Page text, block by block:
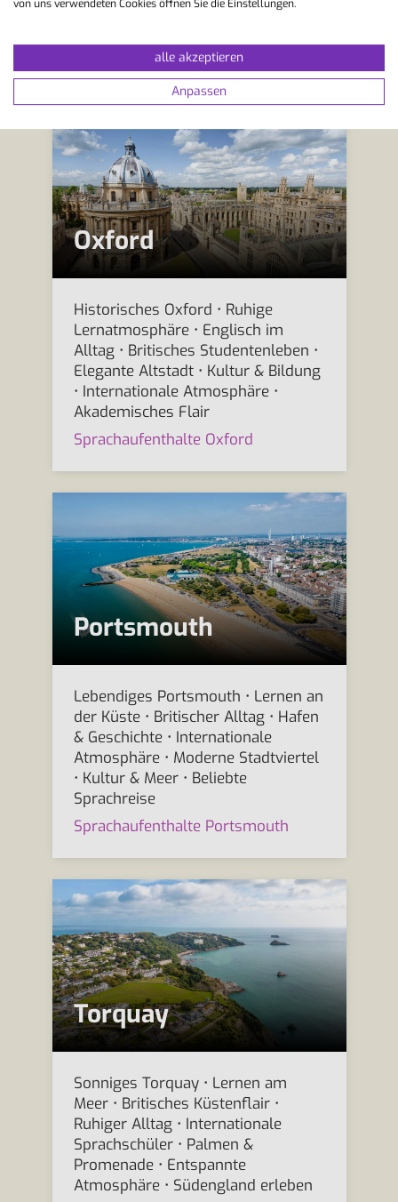
Dynamische Innenstadt •
Sprachaufenthalte Newcastle
Oxford
Historisches Oxford • Ruhige
Lernatmosphäre • Englisch im
Alltag • Britisches Studentenleben •
Elegante Altstadt • Kultur & Bildung
• Internationale Atmosphäre •
Akademisches Flair
Sprachaufenthalte Oxford
Portsmouth
Lebendiges Portsmouth • Lernen an
der Küste • Britischer Alltag • Hafen
& Geschichte • Internationale
Atmosphäre • Moderne Stadtviertel
• Kultur & Meer • Beliebte
Sprachreise
Sprachaufenthalte Portsmouth
Torquay
Sonniges Torquay • Lernen am
Meer • Britisches Küstenflair •
Ruhiger Alltag • Internationale
Sprachschüler • Palmen &
Promenade • Entspannte
Atmosphäre • Südengland erleben
von uns verwendeten Cookies öffnen Sie die Einstellungen.
alle akzeptieren
Anpassen